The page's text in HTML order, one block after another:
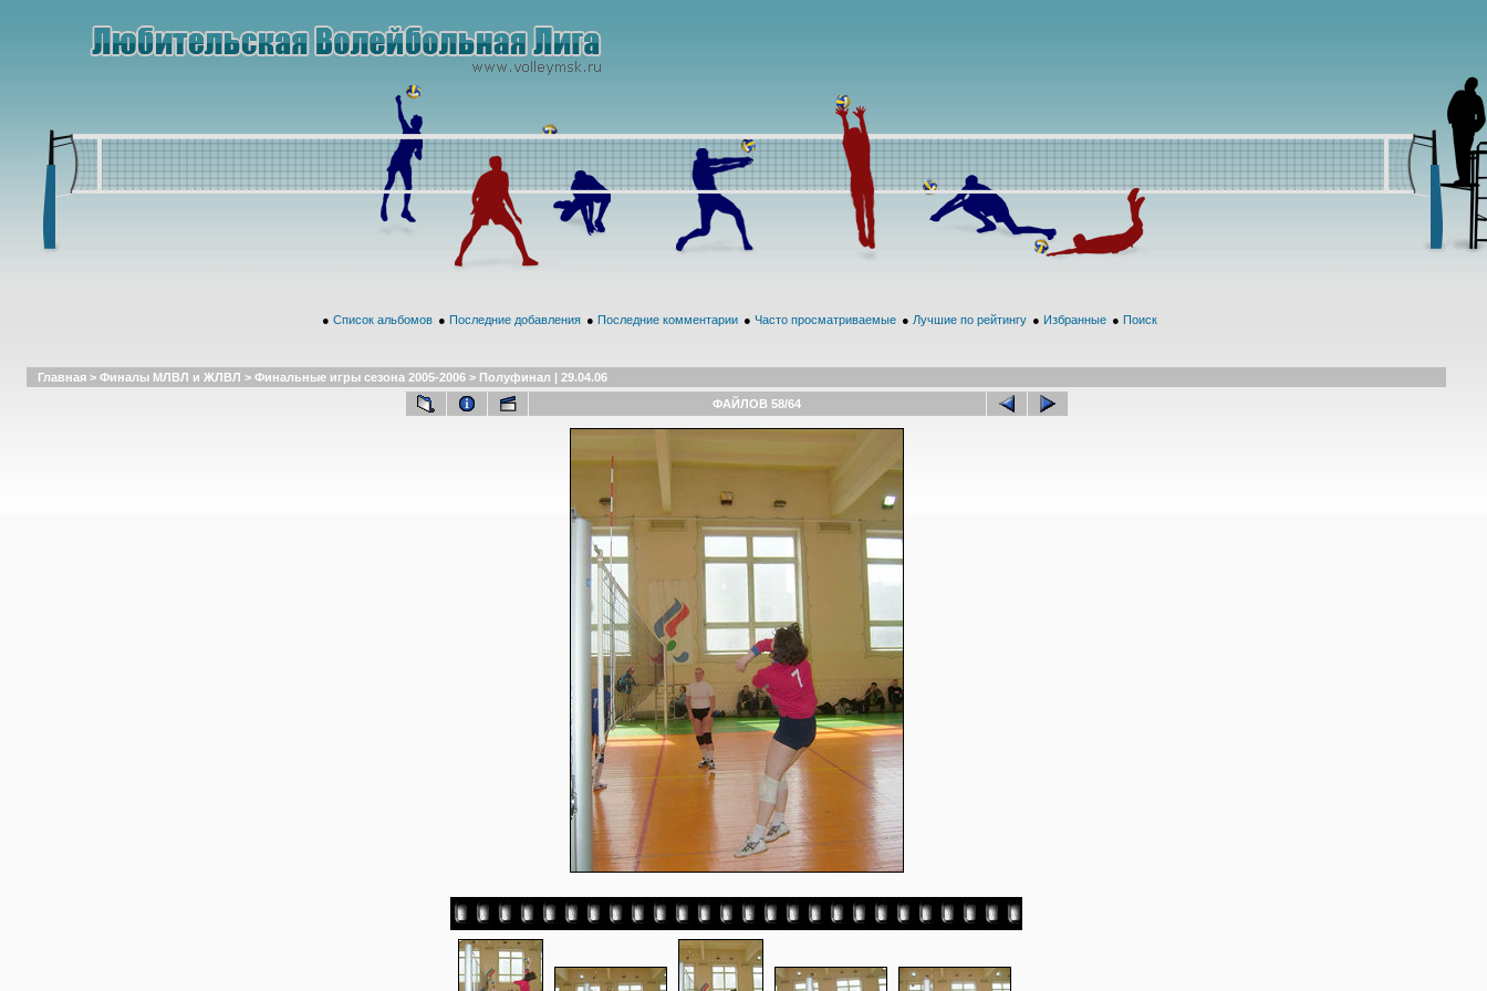
● Список альбомов ● Последние добавления ● Последние комментарии ● Часто просматриваемые ● Лучшие по рейтингу ● Избранные ● Поиск
Главная > Финалы МЛВЛ и ЖЛВЛ > Финальные игры сезона 2005-2006 > Полуфинал | 29.04.06
ФАЙЛОВ 58/64